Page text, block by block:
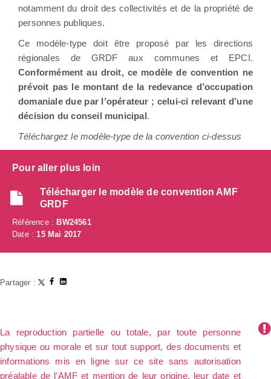
notamment du droit des collectivités et de la propriété de
personnes publiques.
Ce modèle-type doit être proposé par les directions
régionales de GRDF aux communes et EPCI.
Conformément au droit, ce modèle de convention ne
prévoit pas le montant de la redevance d’occupation
domaniale due par l’opérateur ; celui-ci relevant d’une
décision du conseil municipal.
Téléchargez le modèle-type de la convention ci-dessus
Pour aller plus loin
Télécharger le modèle de convention AMF
GRDF
Référence :BW24561
Date : 15 Mai 2017
Partager :
La reproduction partielle ou totale, par toute personne
physique ou morale et sur tout support, des documents et
informations mis en ligne sur ce site sans autorisation
préalable de l'AMF et mention de leur origine, leur date et